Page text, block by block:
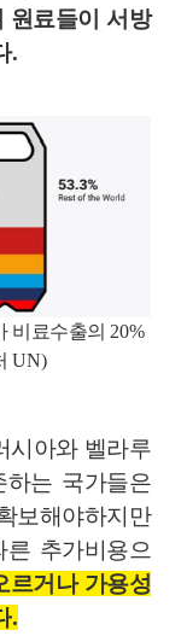
원료들이 서방
.
비료수출의 20%
UN)
시아와 벨라루
는 국가들은
보해야하지만
추가비용으
르거나 가용성
.